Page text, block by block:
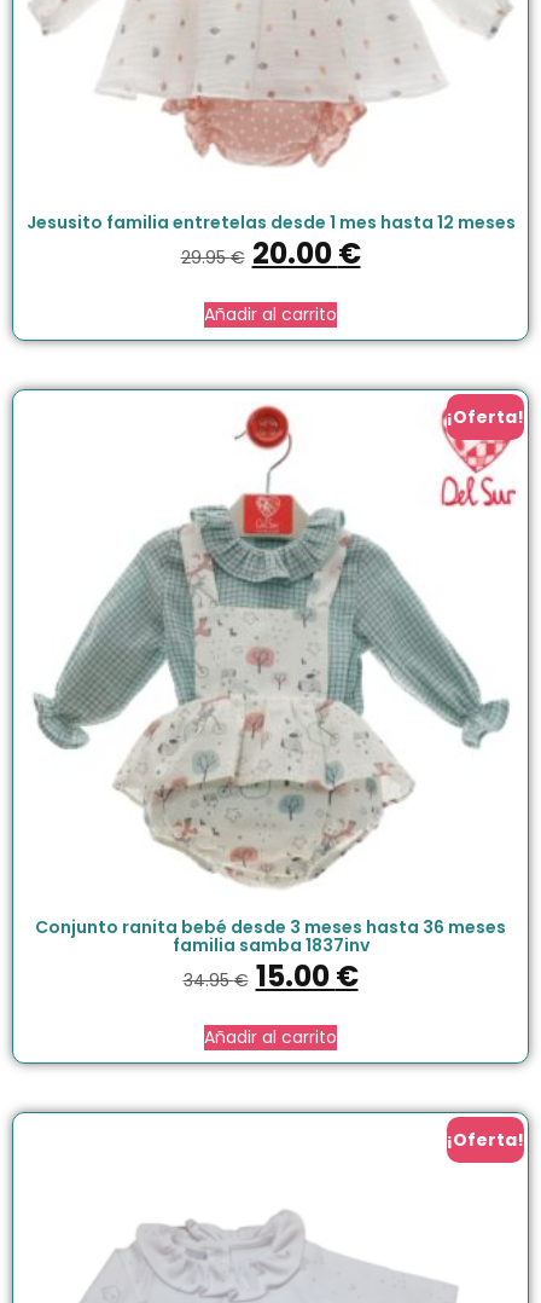
Jesusito familia entretelas desde 1 mes hasta 12 meses
29.95€ 20.00€
Añadir al carrito
¡Oferta!
Conjunto ranita bebé desde 3 meses hasta 36 meses
familia samba 1837inv
34.95€ 15.00€
Añadir al carrito
¡Oferta!